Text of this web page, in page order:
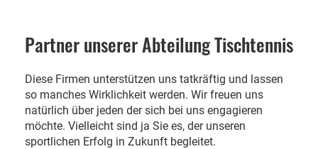
Partner unserer Abteilung Tischtennis
Diese Firmen unterstützen uns tatkräftig und lassen
so manches Wirklichkeit werden. Wir freuen uns
natürlich über jeden der sich bei uns engagieren
möchte. Vielleicht sind ja Sie es, der unseren
sportlichen Erfolg in Zukunft begleitet.